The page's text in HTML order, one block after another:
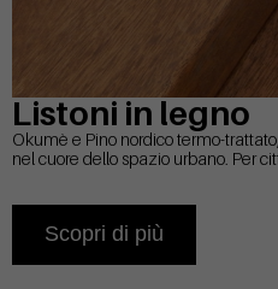
Listoni in legno
Okumè e Pino nordico termo-
nel cuore dello spazio urbano. Per
Scopri di più